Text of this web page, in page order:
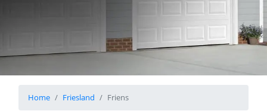
Home Friesland Friens